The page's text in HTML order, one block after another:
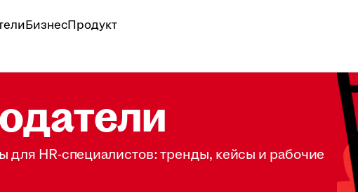
БизнесПродукт
для HR-специалистов: тренды, кейсы и рабочие